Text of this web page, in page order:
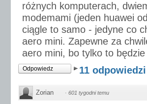
różnych komputerach,
modemami (jeden huawei
ciągle to samo - jedyne co
aero mini. Zapewne za
aero mini, bo tylko to będzie
Odpowiedz 11 odpowiedzi
Zorian · 601 tygodni temu